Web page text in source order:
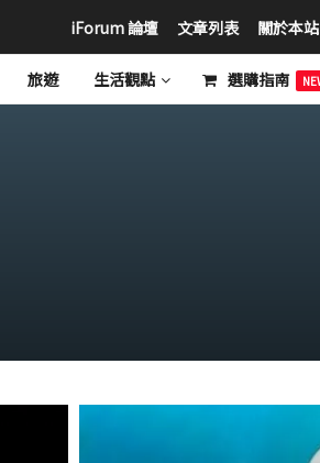
iForum 論壇 文章列表 關於本站
旅遊 生活觀點 選購指南